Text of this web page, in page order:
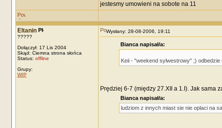
jestesmy umowieni na sobote na 11
Eltanin
?????
Dołączył: 17 Lis 2004
Skąd: Ciemna strona słońca
Status: offline
Grupy:
WIP
Wysłany: 28-08-2006, 19:11
Bianca napisał/a:
Keii - "weekend sylwestrowy" ;)
Prędziej 6-7 (między 27.XII a 1.I). Jak sama
Bianca napisał/a:
ludziom z innych miast sie nie oplaci na